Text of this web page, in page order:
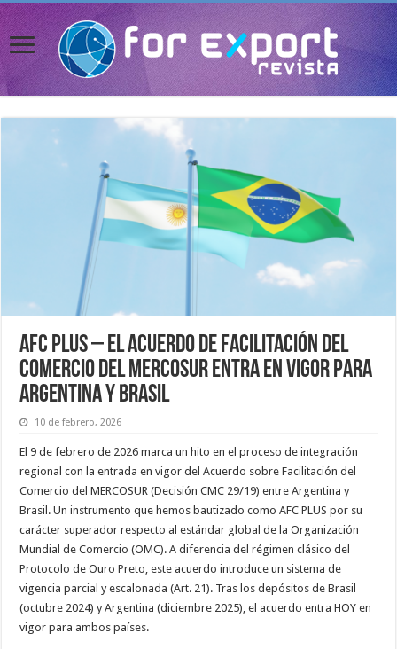
AFC PLUS – El Acuerdo de Facilitación del
Comercio del Mercosur entra en vigor para
Argentina y Brasil
10 de febrero, 2026
El 9 de febrero de 2026 marca un hito en el proceso de integración
regional con la entrada en vigor del Acuerdo sobre Facilitación del
Comercio del MERCOSUR (Decisión CMC 29/19) entre Argentina y
Brasil. Un instrumento que hemos bautizado como AFC PLUS por su
carácter superador respecto al estándar global de la Organización
Mundial de Comercio (OMC). A diferencia del régimen clásico del
Protocolo de Ouro Preto, este acuerdo introduce un sistema de
vigencia parcial y escalonada (Art. 21). Tras los depósitos de Brasil
(octubre 2024) y Argentina (diciembre 2025), el acuerdo entra HOY en
vigor para ambos países.